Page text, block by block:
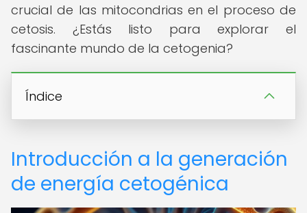
crucial de las mitocondrias en el proceso de
cetosis. ¿Estás listo para explorar el
fascinante mundo de la cetogenia?
Índice
Introducción a la generación
de energía cetogénica